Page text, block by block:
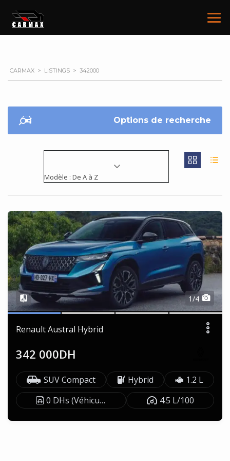
CARMAX > LISTINGS > 342000
Options de recherche
Modèle : De A à Z
1/4
Renault Austral Hybrid
342 000DH
SUV Compact Hybrid
1.2 L
0 DHs (Véhicule exonéré)
4.5 L/100